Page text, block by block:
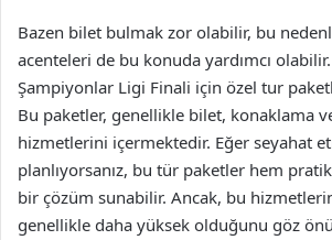
Bazen bilet bulmak zor olabilir, bu
acenteleri de bu konuda yardımcı olabilir.
Şampiyonlar Ligi Finali için özel tur
Bu paketler, genellikle bilet, konaklama
hizmetlerini içermektedir. Eğer seyahat
planlıyorsanız, bu tür paketler hem
bir çözüm sunabilir. Ancak, bu
genellikle daha yüksek olduğunu göz